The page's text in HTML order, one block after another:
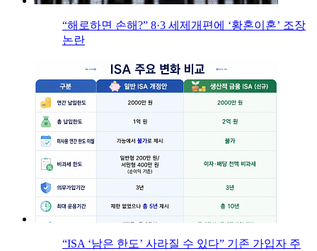
“해로하면 손해?” 8·3 세제개편에 ‘황혼이혼’ 조장
논란
“ISA ‘남은 한도’ 사라질 수 있다” 기존 가입자 주